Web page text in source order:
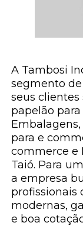
A Tambosi
segmento de
seus clientes
papelão
para e
commerce e
Taió. Para
a empresa
profissionais
modernas,
e boa